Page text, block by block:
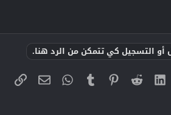
أو التسجيل كي تتمكن من الرد هنا.
LinkedIn
Reddit
Pinterest
Tumblr
WhatsApp
البريد